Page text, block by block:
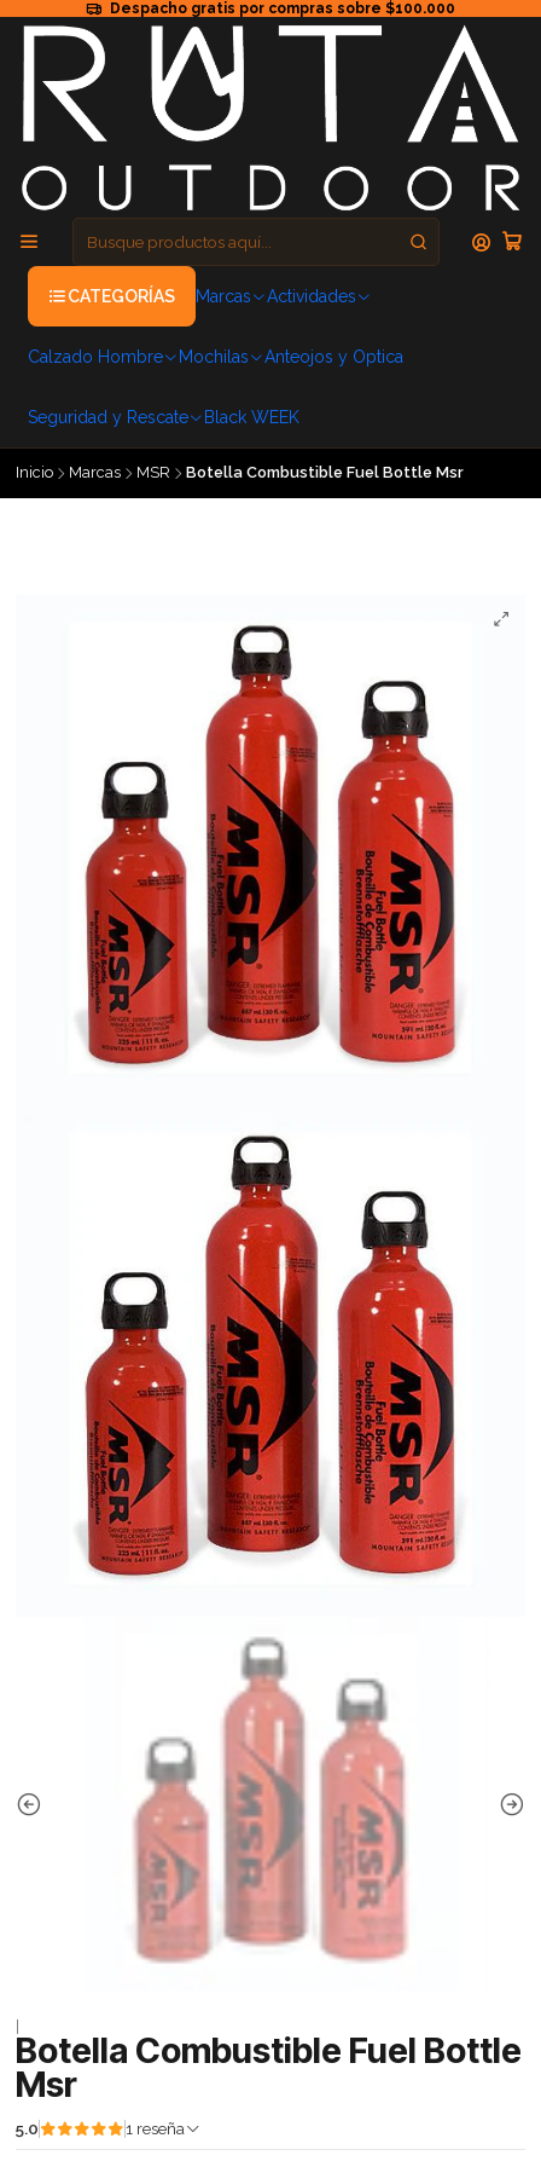
Despacho gratis por compras sobre $100.000
CATEGORÍAS Marcas Actividades
Calzado Hombre Mochilas Anteojos y Optica
Seguridad y Rescate Black WEEK
Inicio Marcas MSR Botella Combustible Fuel Bottle Msr
Botella Combustible Fuel Bottle
Msr
5.0 1 reseña